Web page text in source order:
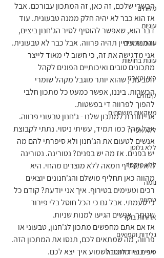
מלוחים
עוגיות
עוגות שמרים
עוגות בחושות
פאי וטארט
קינוחים
משקאות מושחתים
ללא אפייה
ללא גלוטן
ללא מיקסר
נומה
טבעוני
ארוחות בוקר
גלידות וקפואים
טיפים וציוד למטבח
הבשרי שלכם, זה כאן, זה המתכון עבורכם. אבל
אז הוא כבר לא יהיה חלק ממנה טבעונית. עוד
דבר הוא, שאפשר להוסיף לסיר הג'חנון ביצים,
והמנה עדיין תהיה פרווה. אבל כבר לא טבעונית.
אני מדגישה את זה, כי חשוב לי מאוד לייצר
מתכונים טובים ואיכותיים הפונים לקהל
הטבעוני, שהוא יותר מוגבל מקהל שומרי
הכשרות. ביננו, אפשר כמעט כל מתכון חלבי
להפוך לפרווה די בפשטות.
אני חוזרת למתכון שלנו - ג'חנון טבעוני פרווה.
אבל מה? כמו תמיד, עשיתי ניסוי. נתתי לקבוצת
אנשים לטעום את הג'חנון ולא סיפרתי להם מה
יש בפנים. אז מה יש בפנים? נטורינה. נטורינה
היא תחליף חמאה ללא מוצרים מהחי. היא
מהווה כאן תחליף מושלם והג'חנונים יוצאים
רכים וטעימים בטירוף. איך אני יודעת? קודם כל
כי טעמתי. אבל גם כי הכל חוסל בלי פירור
שנותר. אנשים הגיעו למנות שניות.
אז אם אתם מחפשים מתכון לג'חנון, טבעוני או
פרווה, מה שמתאים לכם, תנסו את המתכון הזה.
אני כבר מחכה לשמוע איך יצא לכם.